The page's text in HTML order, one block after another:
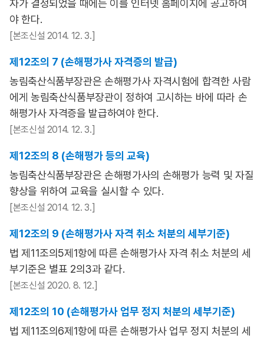
자가 결정되었을 때에는 이를 인터넷 홈페이지에 공고하여
야 한다.
[본조신설 2014. 12. 3.]
제12조의 7 (손해평가사 자격증의 발급)
농림축산식품부장관은 손해평가사 자격시험에 합격한 사람
에게 농림축산식품부장관이 정하여 고시하는 바에 따라 손
해평가사 자격증을 발급하여야 한다.
[본조신설 2014. 12. 3.]
제12조의 8 (손해평가 등의 교육)
농림축산식품부장관은 손해평가사의 손해평가 능력 및 자질
향상을 위하여 교육을 실시할 수 있다.
[본조신설 2014. 12. 3.]
제12조의 9 (손해평가사 자격 취소 처분의 세부기준)
법 제11조의5제1항에 따른 손해평가사 자격 취소 처분의 세
부기준은 별표 2의3과 같다.
[본조신설 2020. 8. 12.]
제12조의 10 (손해평가사 업무 정지 처분의 세부기준)
법 제11조의6제1항에 따른 손해평가사 업무 정지 처분의 세